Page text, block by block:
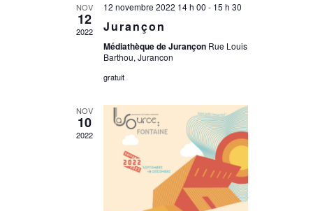
NOV
12
2022
12 novembre 2022 14 h 00 - 15 h 30
Jurançon
Médiathèque de Jurançon Rue Louis
Barthou, Jurancon
gratuit
NOV
10
2022